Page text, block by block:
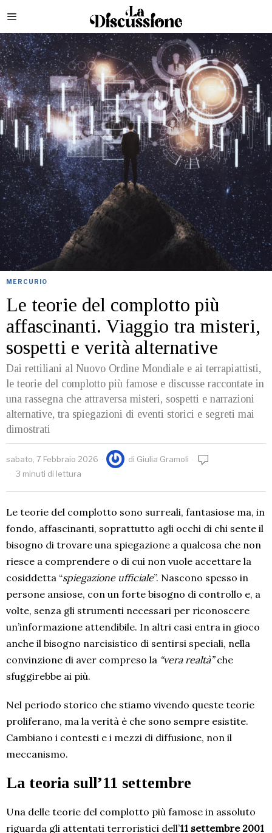
MERCURIO
Le teorie del complotto più
affascinanti. Viaggio tra misteri,
sospetti e verità alternative
Dai rettiliani al Nuovo Ordine Mondiale e ai terrapiattisti,
le teorie del complotto più famose e discusse raccontate in
una rassegna che attraversa misteri, sospetti e narrazioni
alternative, tra spiegazioni di eventi storici e segreti mai
dimostrati
sabato, 7 Febbraio 2026 di Giulia Gramoli
3 minuti di lettura
Le teorie del complotto sono surreali, fantasiose ma, in
fondo, affascinanti, soprattutto agli occhi di chi sente il
bisogno di trovare una spiegazione a qualcosa che non
riesce a comprendere o di cui non vuole accettare la
cosiddetta “spiegazione ufficiale”. Nascono spesso in
persone ansiose, con un forte bisogno di controllo e, a
volte, senza gli strumenti necessari per riconoscere
un’informazione attendibile. In altri casi entra in gioco
anche il bisogno narcisistico di sentirsi speciali, nella
convinzione di aver compreso la “vera realtà”che
sfuggirebbe ai più.
Nel periodo storico che stiamo vivendo queste teorie
proliferano, ma la verità è che sono sempre esistite.
Cambiano i contesti e i mezzi di diffusione, non il
meccanismo.
La teoria sull’11 settembre
Una delle teorie del complotto più famose in assoluto
riguarda gli attentati terroristici dell’11 settembre 2001